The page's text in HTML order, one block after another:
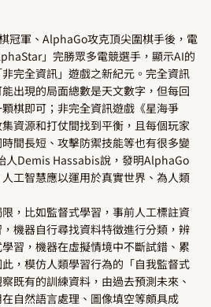
冠軍、AlphaGo攻克頂尖圍棋手後，電
」完勝眾多電競選手，顯示AI的
完全資訊」遊戲之新紀元。完全資訊
出現的局面總數是天文數字，但每回
棋即可；非完全資訊遊戲《星海爭
資源和打仗間找到平衡，且每個玩家
間長短、攻擊防禦技能等也有很多變
人Demis Hassabis說，發明AlphaGo
工智慧應以運用於真實世界、為人類
，比如監督式學習，事前人工標註資
機器自行尋找資料特徵進行分類，辨
習，機器在虛擬情境中不斷試錯、累
，模仿人類學習行為的「自我監督式
既有的訓練資料，由過去預測未來、
自然語言處理、圖像填空等頗具成